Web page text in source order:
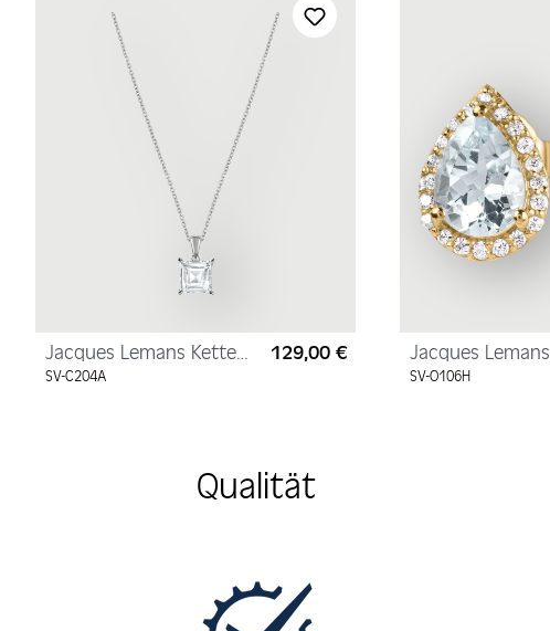
Jacques Lemans Kette
Sterlingsilber mit
SV-C204A
Regulärer Preis:
129,00 €
Jacques Lemans
Ohrstecker
SV-O106H
Qualität